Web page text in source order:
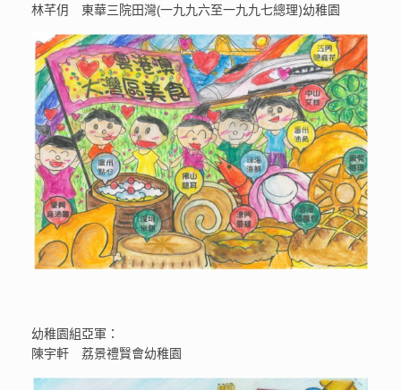
林芊仴 東華三院田灣(一九九六至一九九七總理)幼稚園
幼稚園組亞軍：
陳宇軒 荔景禮贀會幼稚園